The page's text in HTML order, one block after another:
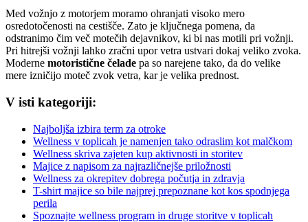
Med vožnjo z motorjem moramo ohranjati visoko mero
osredotočenosti na cestišče. Zato je ključnega pomena, da
odstranimo čim več motečih dejavnikov, ki bi nas motili pri vožnji.
Pri hitrejši vožnji lahko zračni upor vetra ustvari dokaj veliko zvoka.
Moderne motoristične čelade pa so narejene tako, da do velike
mere izničijo moteč zvok vetra, kar je velika prednost.
V isti kategoriji:
Najboljša izbira term za otroke
Wellness v toplicah je namenjen tako odraslim kot malčkom
Wellness skriva zajeten kup aktivnosti in storitev
Majice z napisom za najrazličnejše priložnosti
Wellness za okrepitev dobrega počutja in zdravja
T-shirt majice so bile najprej prepoznane kot kos spodnjega
perila
Spoznajte wellness program in druge storitve v toplicah